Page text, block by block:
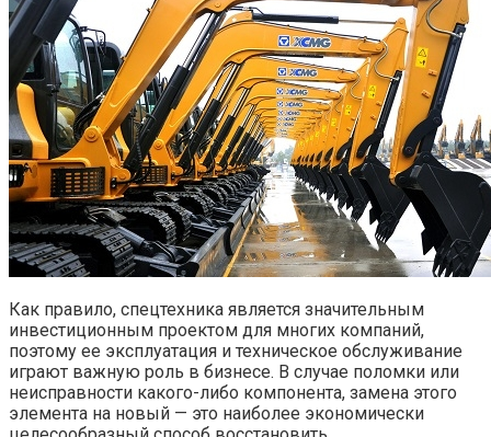
Как правило, спецтехника является значительным
инвестиционным проектом для многих компаний,
поэтому ее эксплуатация и техническое обслуживание
играют важную роль в бизнесе. В случае поломки или
неисправности какого-либо компонента, замена этого
элемента на новый — это наиболее экономически